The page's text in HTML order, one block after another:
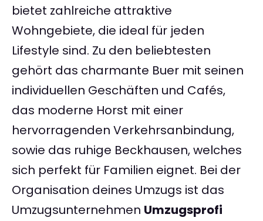
bietet zahlreiche attraktive
Wohngebiete, die ideal für jeden
Lifestyle sind. Zu den beliebtesten
gehört das charmante Buer mit seinen
individuellen Geschäften und Cafés,
das moderne Horst mit einer
hervorragenden Verkehrsanbindung,
sowie das ruhige Beckhausen, welches
sich perfekt für Familien eignet. Bei der
Organisation deines Umzugs ist das
Umzugsunternehmen Umzugsprofi